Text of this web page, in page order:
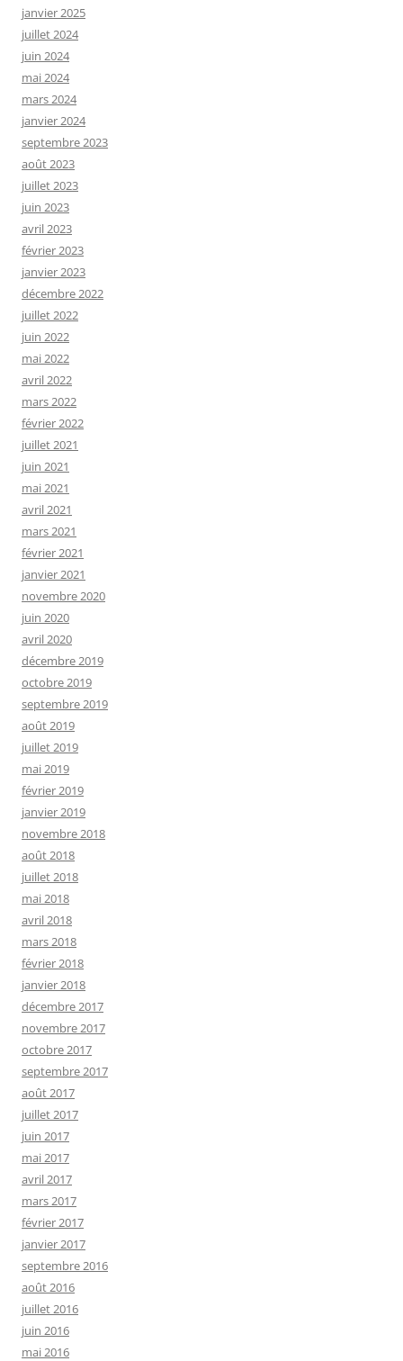
janvier 2025
juillet 2024
juin 2024
mai 2024
mars 2024
janvier 2024
septembre 2023
août 2023
juillet 2023
juin 2023
avril 2023
février 2023
janvier 2023
décembre 2022
juillet 2022
juin 2022
mai 2022
avril 2022
mars 2022
février 2022
juillet 2021
juin 2021
mai 2021
avril 2021
mars 2021
février 2021
janvier 2021
novembre 2020
juin 2020
avril 2020
décembre 2019
octobre 2019
septembre 2019
août 2019
juillet 2019
mai 2019
février 2019
janvier 2019
novembre 2018
août 2018
juillet 2018
mai 2018
avril 2018
mars 2018
février 2018
janvier 2018
décembre 2017
novembre 2017
octobre 2017
septembre 2017
août 2017
juillet 2017
juin 2017
mai 2017
avril 2017
mars 2017
février 2017
janvier 2017
septembre 2016
août 2016
juillet 2016
juin 2016
mai 2016